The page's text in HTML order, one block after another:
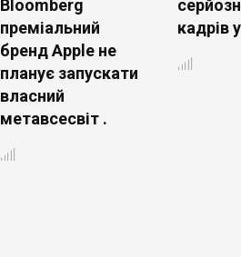
Bloomberg
преміальний
бренд Apple не
планує запускати
власний
метавсесвіт .
кадрів